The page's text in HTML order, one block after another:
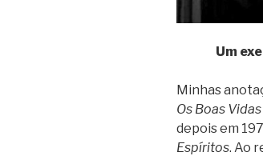
Um
Minhas
Os Boas Vidas
depois em
Espíritos. Ao